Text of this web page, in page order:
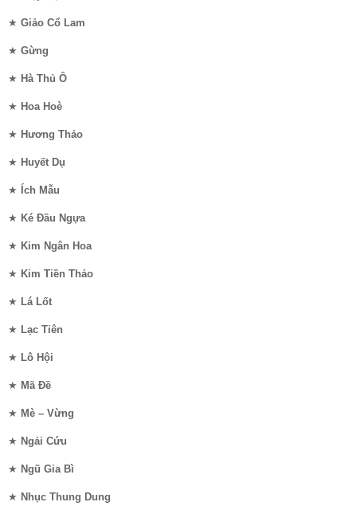
★ Giảo Cổ Lam
★ Gừng
★ Hà Thủ Ô
★ Hoa Hoè
★ Hương Thảo
★ Huyết Dụ
★ Ích Mẫu
★ Ké Đầu Ngựa
★ Kim Ngân Hoa
★ Kim Tiền Thảo
★ Lá Lốt
★ Lạc Tiên
★ Lô Hội
★ Mã Đề
★ Mè – Vừng
★ Ngải Cứu
★ Ngũ Gia Bì
★ Nhục Thung Dung